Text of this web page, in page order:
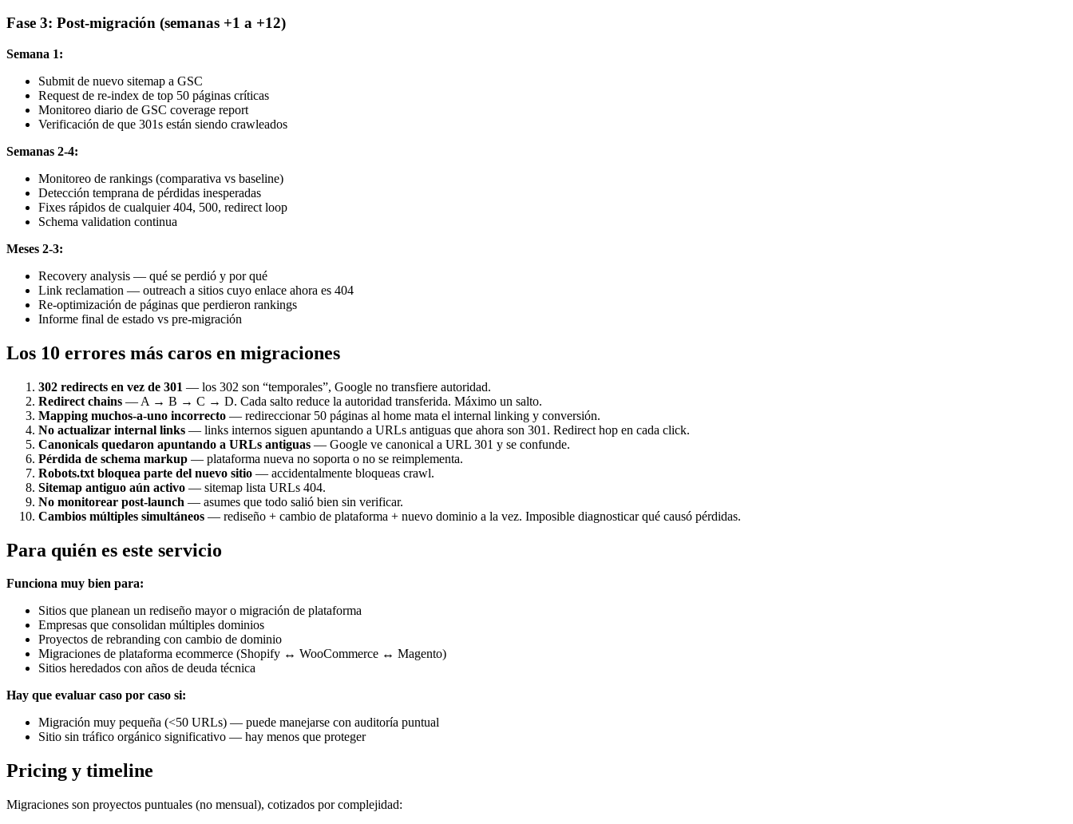
Fase 3: Post-migración (semanas +1 a +12)
Semana 1:
Submit de nuevo sitemap a GSC
Request de re-index de top 50 páginas críticas
Monitoreo diario de GSC coverage report
Verificación de que 301s están siendo crawleados
Semanas 2-4:
Monitoreo de rankings (comparativa vs baseline)
Detección temprana de pérdidas inesperadas
Fixes rápidos de cualquier 404, 500, redirect loop
Schema validation continua
Meses 2-3:
Recovery analysis — qué se perdió y por qué
Link reclamation — outreach a sitios cuyo enlace ahora es 404
Re-optimización de páginas que perdieron rankings
Informe final de estado vs pre-migración
Los 10 errores más caros en migraciones
302 redirects en vez de 301 — los 302 son “temporales”, Google no transfiere autoridad.
Redirect chains — A → B → C → D. Cada salto reduce la autoridad transferida. Máximo un salto.
Mapping muchos-a-uno incorrecto — redireccionar 50 páginas al home mata el internal linking y conversión.
No actualizar internal links — links internos siguen apuntando a URLs antiguas que ahora son 301. Redirect hop en cada click.
Canonicals quedaron apuntando a URLs antiguas — Google ve canonical a URL 301 y se confunde.
Pérdida de schema markup — plataforma nueva no soporta o no se reimplementa.
Robots.txt bloquea parte del nuevo sitio — accidentalmente bloqueas crawl.
Sitemap antiguo aún activo — sitemap lista URLs 404.
No monitorear post-launch — asumes que todo salió bien sin verificar.
Cambios múltiples simultáneos — rediseño + cambio de plataforma + nuevo dominio a la vez. Imposible diagnosticar qué causó pérdidas.
Para quién es este servicio
Funciona muy bien para:
Sitios que planean un rediseño mayor o migración de plataforma
Empresas que consolidan múltiples dominios
Proyectos de rebranding con cambio de dominio
Migraciones de plataforma ecommerce (Shopify ↔ WooCommerce ↔ Magento)
Sitios heredados con años de deuda técnica
Hay que evaluar caso por caso si:
Migración muy pequeña (<50 URLs) — puede manejarse con auditoría puntual
Sitio sin tráfico orgánico significativo — hay menos que proteger
Pricing y timeline
Migraciones son proyectos puntuales (no mensual), cotizados por complejidad: